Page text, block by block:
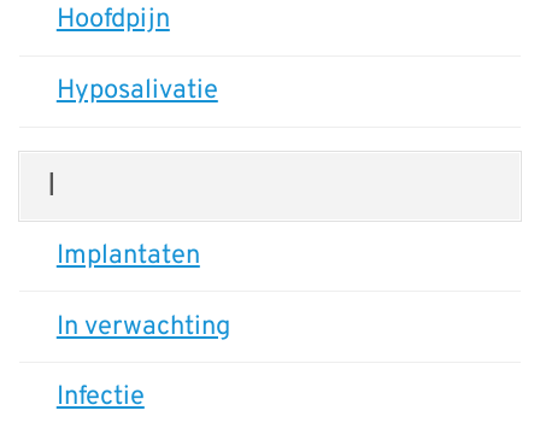
Hoofdpijn
Hyposalivatie
I
Implantaten
In verwachting
Infectie